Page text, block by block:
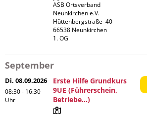
ASB Ortsverband
Neunkirchen e.V.
Hüttenbergstraße  40
66538 Neunkirchen
1. OG
September
Di. 08.09.2026
08:30 - 16:30
Uhr
Erste Hilfe Grundkurs
9UE (Führerschein,
Betriebe...)